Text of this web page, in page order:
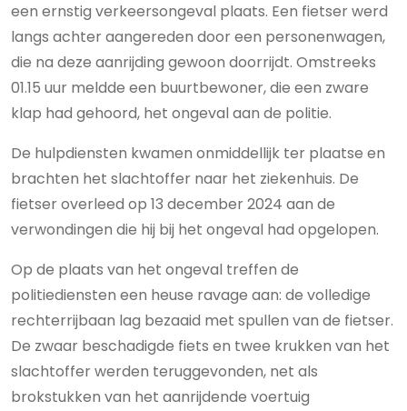
een ernstig verkeersongeval plaats. Een fietser werd
langs achter aangereden door een personenwagen,
die na deze aanrijding gewoon doorrijdt. Omstreeks
01.15 uur meldde een buurtbewoner, die een zware
klap had gehoord, het ongeval aan de politie.
De hulpdiensten kwamen onmiddellijk ter plaatse en
brachten het slachtoffer naar het ziekenhuis. De
fietser overleed op 13 december 2024 aan de
verwondingen die hij bij het ongeval had opgelopen.
Op de plaats van het ongeval treffen de
politiediensten een heuse ravage aan: de volledige
rechterrijbaan lag bezaaid met spullen van de fietser.
De zwaar beschadigde fiets en twee krukken van het
slachtoffer werden teruggevonden, net als
brokstukken van het aanrijdende voertuig